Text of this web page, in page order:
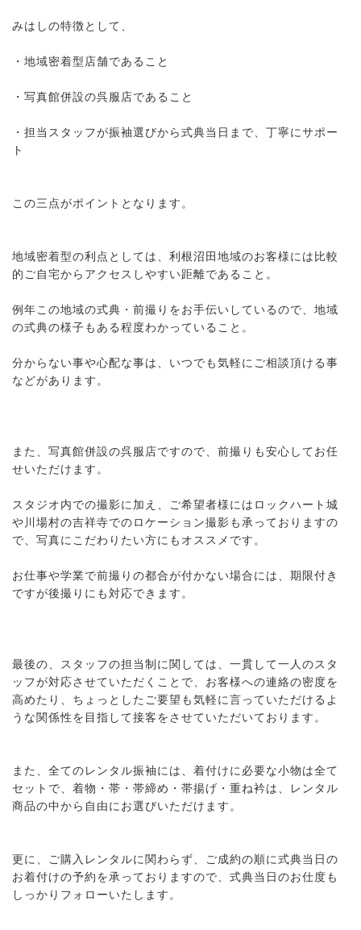
みはしの特徴として、
・地域密着型店舗であること
・写真館併設の呉服店であること
・担当スタッフが振袖選びから式典当日まで、丁寧にサポー
ト
この三点がポイントとなります。
地域密着型の利点としては、利根沼田地域のお客様には比較
的ご自宅からアクセスしやすい距離であること。
例年この地域の式典・前撮りをお手伝いしているので、地域
の式典の様子もある程度わかっていること。
分からない事や心配な事は、いつでも気軽にご相談頂ける事
などがあります。
また、写真館併設の呉服店ですので、前撮りも安心してお任
せいただけます。
スタジオ内での撮影に加え、ご希望者様にはロックハート城
や川場村の吉祥寺でのロケーション撮影も承っておりますの
で、写真にこだわりたい方にもオススメです。
お仕事や学業で前撮りの都合が付かない場合には、期限付き
ですが後撮りにも対応できます。
最後の、スタッフの担当制に関しては、一貫して一人のスタ
ッフが対応させていただくことで、お客様への連絡の密度を
高めたり、ちょっとしたご要望も気軽に言っていただけるよ
うな関係性を目指して接客をさせていただいております。
また、全てのレンタル振袖には、着付けに必要な小物は全て
セットで、着物・帯・帯締め・帯揚げ・重ね衿は、レンタル
商品の中から自由にお選びいただけます。
更に、ご購入レンタルに関わらず、ご成約の順に式典当日の
お着付けの予約を承っておりますので、式典当日のお仕度も
しっかりフォローいたします。